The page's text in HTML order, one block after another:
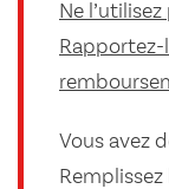
Ne l’utilisez
Vous avez